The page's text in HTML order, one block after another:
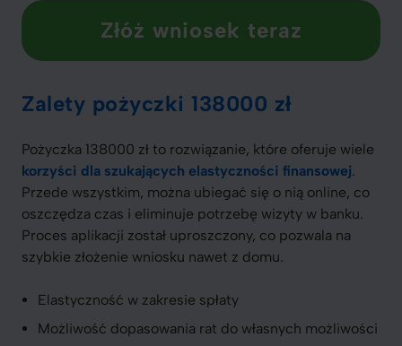
Złóż wniosek teraz
Zalety pożyczki 138000 zł
Pożyczka 138000 zł to rozwiązanie, które oferuje wiele
korzyści dla szukających elastyczności finansowej.
Przede wszystkim, można ubiegać się o nią online, co
oszczędza czas i eliminuje potrzebę wizyty w banku.
Proces aplikacji został uproszczony, co pozwala na
szybkie złożenie wniosku nawet z domu.
Elastyczność w zakresie spłaty
Możliwość dopasowania rat do własnych możliwości